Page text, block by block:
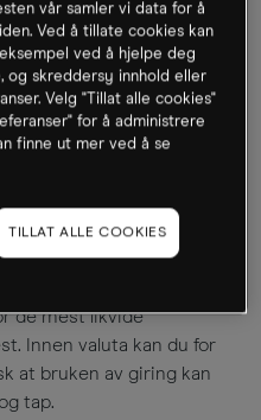
gire
30 ganger, avhengig av
med mulighet for 5
du kan gjøre en
de mest likvide
Innen valuta kan du for
at bruken av giring kan
tap.
vår samler vi data for å
Ved å tillate cookies kan
ved å hjelpe deg
og skreddersy innhold eller
Velg "Tillat alle cookies"
for å administrere
finne ut mer ved å se
TILLAT ALLE COOKIES